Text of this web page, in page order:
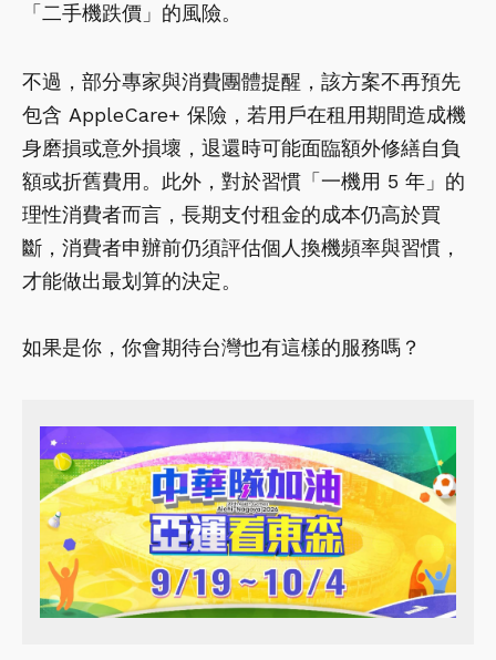
「二手機跌價」的風險。
不過，部分專家與消費團體提醒，該方案不再預先
包含 AppleCare+ 保險，若用戶在租用期間造成機
身磨損或意外損壞，退還時可能面臨額外修繕自負
額或折舊費用。此外，對於習慣「一機用 5 年」的
理性消費者而言，長期支付租金的成本仍高於買
斷，消費者申辦前仍須評估個人換機頻率與習慣，
才能做出最划算的決定。
如果是你，你會期待台灣也有這樣的服務嗎？